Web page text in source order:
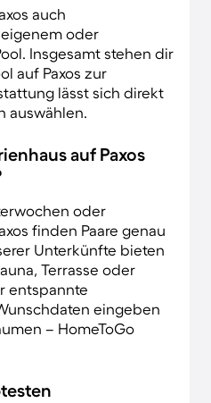
auch
oder
Insgesamt stehen dir
auf Paxos zur
lässt sich direkt
auswählen.
auf Paxos
oder
finden Paare genau
Unterkünfte bieten
Terrasse oder
entspannte
eingeben
– HomeToGo